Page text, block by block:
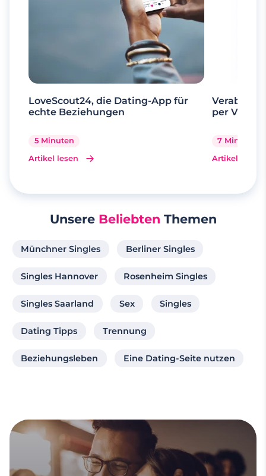
LoveScout24, die Dating-App für
echte Beziehungen
5 Minuten
Artikel lesen
per
7 Minuten
Artikel lesen
Unsere Beliebten Themen
Münchner Singles Berliner Singles
Singles Hannover Rosenheim Singles
Singles Saarland Sex Singles
Dating Tipps Trennung
Beziehungsleben Eine Dating-Seite nutzen